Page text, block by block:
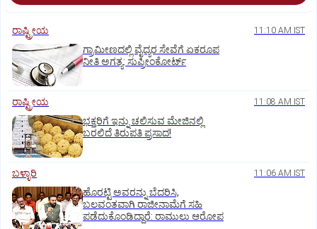
ರಾಷ್ಟ್ರೀಯ 11:10 AM IST
ಗ್ರಾಮೀಣದಲ್ಲಿ ವೈದ್ಯರ ಸೇವೆಗೆ ಏಕರೂಪ
ನೀತಿ ಅಗತ್ಯ: ಸುಪ್ರೀಂಕೋರ್ಟ್‌
ರಾಷ್ಟ್ರೀಯ 11:08 AM IST
ಭಕ್ತರಿಗೆ ಇನ್ನು ಚಲಿಸುವ ಮೇಜಿನಲ್ಲಿ
ಬರಲಿದೆ ತಿರುಪತಿ ಪ್ರಸಾದ!
ಬಳ್ಳಾರಿ 11:06 AM IST
ಹೊರಟ್ಟಿ ಅವರನ್ನು ಬೆದರಿಸಿ,
ಬಲವಂತವಾಗಿ ರಾಜೀನಾಮೆಗೆ ಸಹಿ
ಪಡೆದುಕೊಂಡಿದ್ದಾರೆ: ರಾಮುಲು ಆರೋಪ